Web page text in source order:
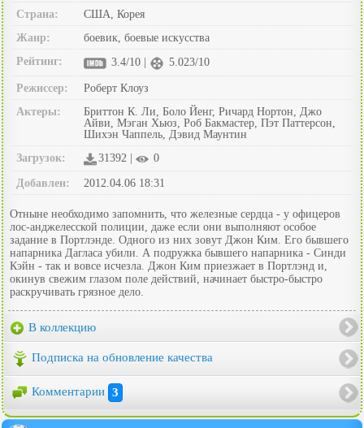
Страна:
США, Корея
Жанр:
боевик, боевые искусства
Рейтинг:
3.4/10 | 5.023/10
Режиссер:
Роберт Клоуз
Актеры:
Бриттон К. Ли, Боло Йенг, Ричард Нортон, Джо
Айви, Мэган Хьюз, Роб Бакмастер, Пэт Паттерсон,
Шихэн Чаппель, Дэвид Маунтин
Загрузок:
31392 | 0
Добавлен: 2012.04.06 18:31
Отныне необходимо запомнить, что железные сердца - у офицеров
лос-анджелесской полиции, даже если они выполняют особое
задание в Портлэнде. Одного из них зовут Джон Ким. Его бывшего
напарника Дагласа убили. А подружка бывшего напарника - Синди
Кэйн - так и вовсе исчезла. Джон Ким приезжает в Портлэнд и,
окинув свежим глазом поле действий, начинает быстро-быстро
раскручивать грязное дело.
В коллекцию
Подписка на обновление качества
Комментарии 3